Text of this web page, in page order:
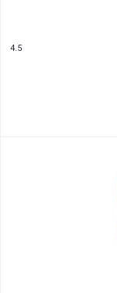
4.5